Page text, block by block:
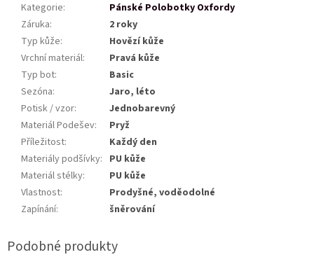
Kategorie:
Pánské Polobotky Oxfordy
Záruka:
2 roky
Typ kůže:
Hovězí kůže
Vrchní materiál:
Pravá kůže
Typ bot:
Basic
Sezóna:
Jaro, léto
Potisk / vzor:
Jednobarevný
Materiál Podešev:
Pryž
Příležitost:
Každý den
Materiály podšívky: PU kůže
Materiál stélky:
PU kůže
Vlastnost:
Prodyšné, voděodolné
Zapínání: šněrování